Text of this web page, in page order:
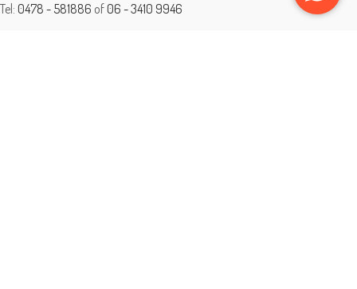
Tel: 0478 - 581886 of 06 - 3410 9946